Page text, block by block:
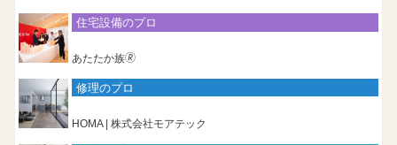
住宅設備のプロ
あたたか族🄬
修理のプロ
HOMA | 株式会社モアテック